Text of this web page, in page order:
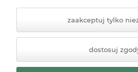
Styl graficzny ShopGadget.pl
Premium
zaakceptuj tylko
dostosuj